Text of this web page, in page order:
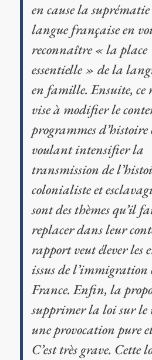
en cause la
langue française en
reconnaître « la place
essentielle » de la
en famille. Ensuite, ce
vise à modifier le
programmes d’histoire
voulant intensifier la
transmission de
colonialiste et
sont des thèmes qu’il
replacer dans leur
rapport veut élever les
issus de l’immigration
France. Enfin, la
supprimer la loi sur le
une provocation pure
C’est très grave. Cette